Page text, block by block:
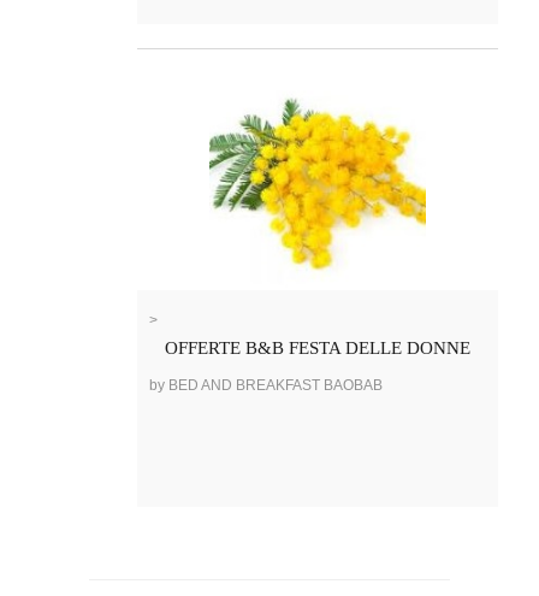
>
OFFERTE B&B FESTA DELLE DONNE
by BED AND BREAKFAST BAOBAB